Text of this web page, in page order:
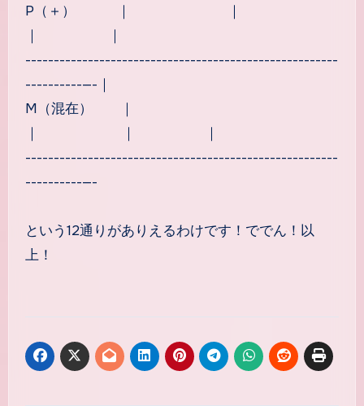
P（＋） ｜ ｜
｜ ｜
-------------------------------------------------------
----------—-｜
M（混在） ｜
｜ ｜ ｜
-------------------------------------------------------
----------—-
という12通りがありえるわけです！ででん！以
上！